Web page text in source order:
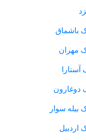
باشماق
مهران
دوغارون
بیله سوار
اردبیل